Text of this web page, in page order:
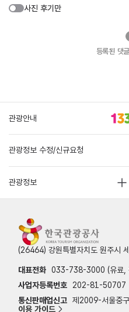
사진 후기만
등록된 댓
관광안내
관광정보 수정/신규요청
관광정보
(26464) 강원특별자치도 원주시
대표전화 033-738-3000 (유료,
사업자등록번호
202-81-50707
통신판매업신고 제2009-서울중
이용 가이드